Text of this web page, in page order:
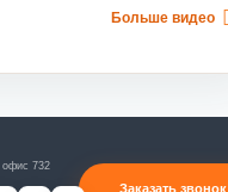
Больше видео
Заказать звонок
732